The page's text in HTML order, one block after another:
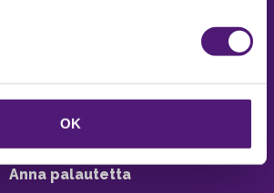
OK
Vastuullisuus
Ympäristöohjelma
Avoimet työpaikat
Anna palautetta